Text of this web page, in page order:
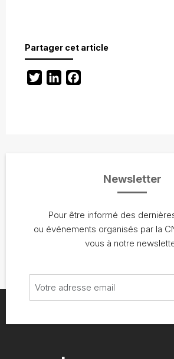
Partager cet article
TwitterLinkedIn
Newsletter
Pour être informé des
ou événements organisés par la
vous à notre